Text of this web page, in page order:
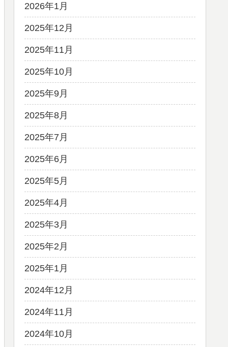
2026年1月
2025年12月
2025年11月
2025年10月
2025年9月
2025年8月
2025年7月
2025年6月
2025年5月
2025年4月
2025年3月
2025年2月
2025年1月
2024年12月
2024年11月
2024年10月